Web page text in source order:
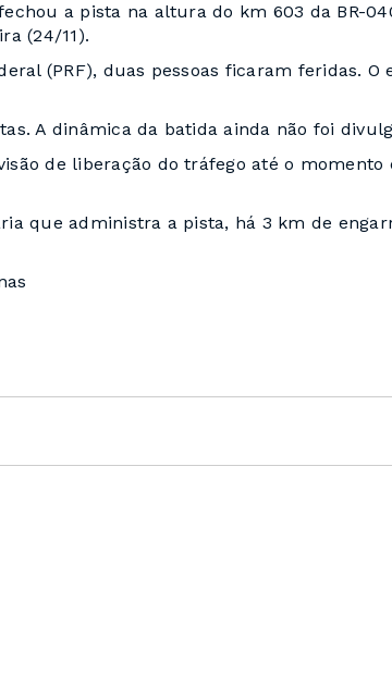
a pista na altura do km 603 da BR-
(24/11).
(PRF), duas pessoas ficaram feridas.
A dinâmica da batida ainda não foi
de liberação do tráfego até o
que administra a pista, há 3 km de